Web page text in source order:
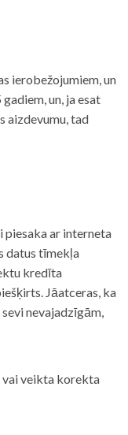
ierobežojumiem, un
un, ja esat
aizdevumu, tad
piesaka ar interneta
datus tīmekļa
kredīta
Jāatceras, ka
nevajadzīgām,
veikta korekta